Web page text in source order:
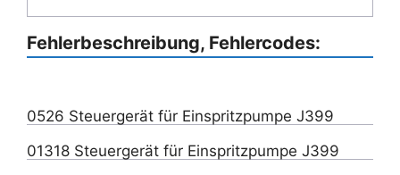
Fehlerbeschreibung, Fehlercodes:
0526 Steuergerät für Einspritzpumpe J399
01318 Steuergerät für Einspritzpumpe J399